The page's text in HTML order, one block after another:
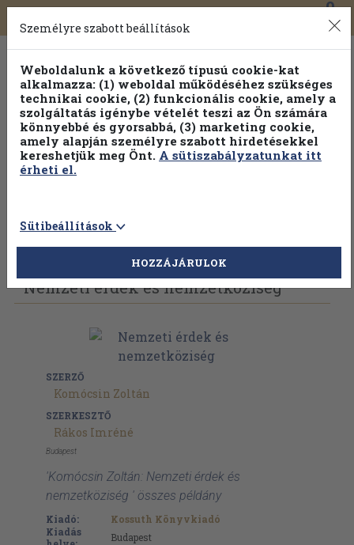
Toggle
navigation
0
Vissza az előző oldalra Válasszon példányt
Nemzeti érdek és nemzetköziség
SZERZŐ
Komócsin Zoltán
SZERKESZTŐ
Rákos Imréné
Budapest
'Komócsin Zoltán: Nemzeti érdek és
nemzetköziség ' összes példány
Kiadó:
Kossuth Könyvkiadó
Kiadás
Budapest
Személyre szabott beállítások
Weboldalunk a következő típusú cookie-kat
alkalmazza: (1) weboldal működéséhez szükséges
technikai cookie, (2) funkcionális cookie, amely a
szolgáltatás igénybe vételét teszi az Ön számára
könnyebbé és gyorsabbá, (3) marketing cookie,
amely alapján személyre szabott hirdetésekkel
kereshetjük meg Önt. A sütiszabályzatunkat itt
érheti el.
Sütibeállítások
HOZZÁJÁRULOK